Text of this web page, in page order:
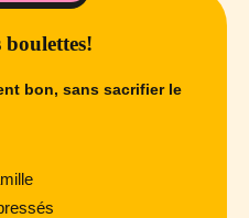
bon, sans sacrifier le